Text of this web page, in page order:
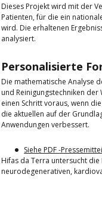
Dieses Projektwird mit der
Patienten, für die ein
wird. Die erhaltenen
analysiert.
Personalisierte
Die mathematische Analyse
und Reinigungstechniken
einen Schritt voraus, wenn
die aktuellen auf der
Anwendungen verbessert.
Siehe PDF -
Hifas da Terra untersucht
neurodegenerativen,